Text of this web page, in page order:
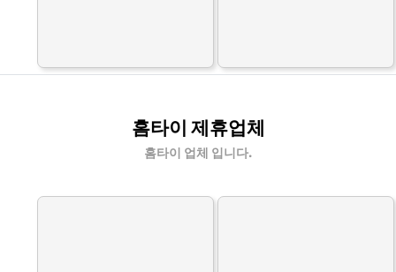
홈타이 제휴업체
홈타이 업체 입니다.